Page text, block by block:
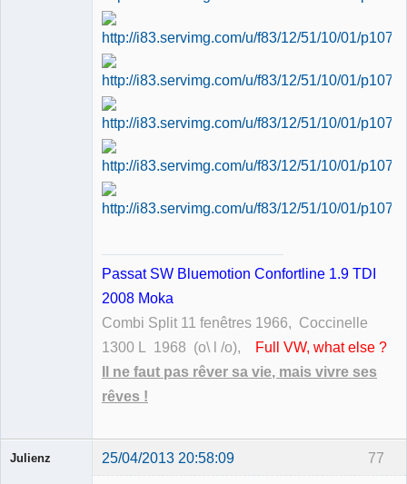
Passat SW Bluemotion Confortline 1.9 TDI
2008 Moka
Combi Split 11 fenêtres 1966, Coccinelle
1300 L 1968 (o\ l /o),
Full VW, what else ?
Il ne faut pas rêver sa vie, mais vivre ses
rêves !
77
Julienz 25/04/2013 20:58:09